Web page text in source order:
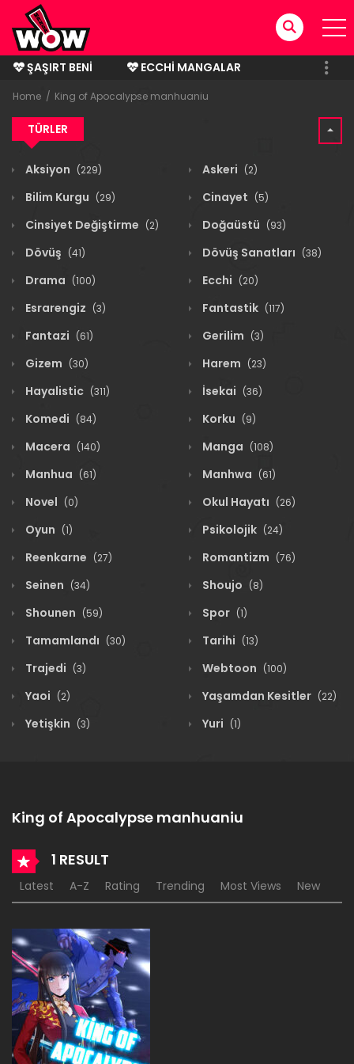
ŞAŞIRT BENI
ECCHI MANGALAR
BITMIŞ MANGALAR
Home King of Apocalypse manhuaniu
TÜRLER
Aksiyon (229) Askeri (2)
Bilim Kurgu (29) Cinayet (5)
Cinsiyet Değiştirme (2) Doğaüstü (93)
Dövüş (41) Dövüş Sanatları (38)
Drama (100) Ecchi (20)
Esrarengiz (3) Fantastik (117)
Fantazi (61) Gerilim (3)
Gizem (30) Harem (23)
Hayalistic (311) İsekai (36)
Komedi (84) Korku (9)
Macera (140) Manga (108)
Manhua (61) Manhwa (61)
Novel (0) Okul Hayatı (26)
Oyun (1) Psikolojik (24)
Reenkarne (27) Romantizm (76)
Seinen (34) Shoujo (8)
Shounen (59) Spor (1)
Tamamlandı (30) Tarihi (13)
Trajedi (3) Webtoon (100)
Yaoi (2) Yaşamdan Kesitler (22)
Yetişkin (3) Yuri (1)
King of Apocalypse manhuaniu
1 RESULT
Latest A-Z Rating Trending Most Views New